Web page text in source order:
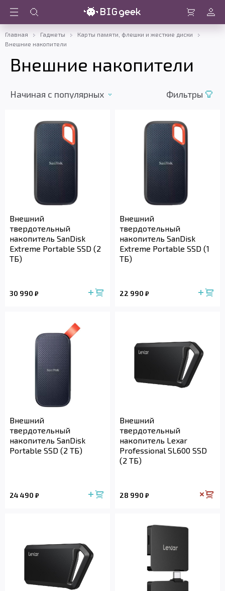
Войти
Главная Гаджеты
Карты памяти, флешки и жесткие диски
Внешние накопители
Внешние накопители
Начиная c популярных Фильтры
Внешний
твердотельный
накопитель SanDisk
Extreme Portable SSD (2
ТБ)
30 990 ₽
Внешний
твердотельный
накопитель SanDisk
Extreme Portable SSD (1
ТБ)
22 990 ₽
Внешний
твердотельный
накопитель SanDisk
Portable SSD (2 ТБ)
24 490 ₽
Внешний
твердотельный
накопитель Lexar
Professional SL600 SSD
(2 ТБ)
28 990 ₽